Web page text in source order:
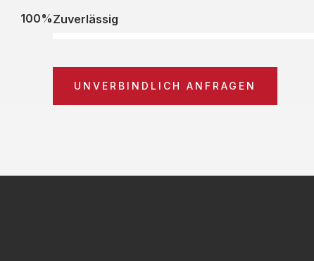
Zuverlässig
100%
UNVERBINDLICH ANFRAGEN